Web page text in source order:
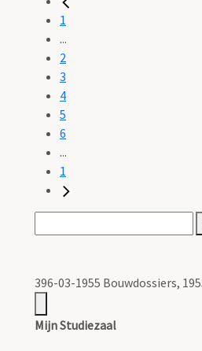
1
...
2
3
4
5
6
...
1
396-03-1955 Bouwdossiers,
Mijn Studiezaal